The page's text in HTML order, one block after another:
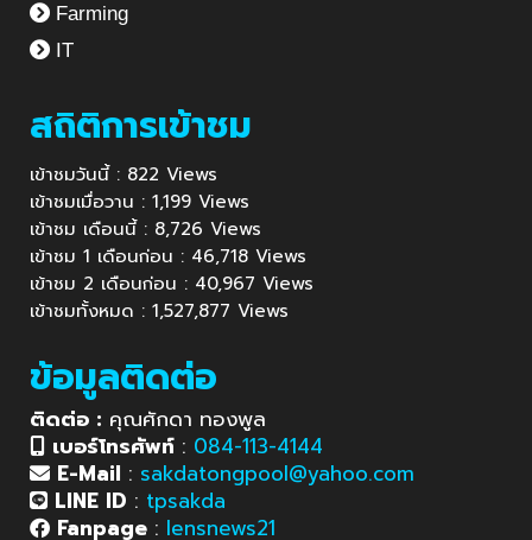
Farming
IT
สถิติการเข้าชม
เข้าชมวันนี้ : 822 Views
เข้าชมเมื่อวาน : 1,199 Views
เข้าชม เดือนนี้ : 8,726 Views
เข้าชม 1 เดือนก่อน : 46,718 Views
เข้าชม 2 เดือนก่อน : 40,967 Views
เข้าชมทั้งหมด : 1,527,877 Views
ข้อมูลติดต่อ
ติดต่อ : คุณศักดา ทองพูล
เบอร์โทรศัพท์ : 084-113-4144
E-Mail : sakdatongpool@yahoo.com
LINE ID : tpsakda
Fanpage : lensnews21